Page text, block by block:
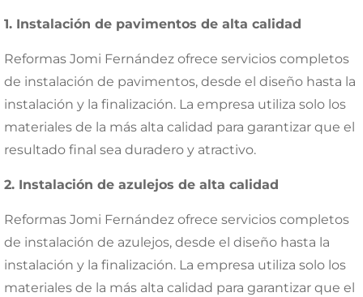
1. Instalación de pavimentos de alta calidad
Reformas Jomi Fernández ofrece servicios completos
de instalación de pavimentos, desde el diseño hasta la
instalación y la finalización. La empresa utiliza solo los
materiales de la más alta calidad para garantizar que el
resultado final sea duradero y atractivo.
2. Instalación de azulejos de alta calidad
Reformas Jomi Fernández ofrece servicios completos
de instalación de azulejos, desde el diseño hasta la
instalación y la finalización. La empresa utiliza solo los
materiales de la más alta calidad para garantizar que el